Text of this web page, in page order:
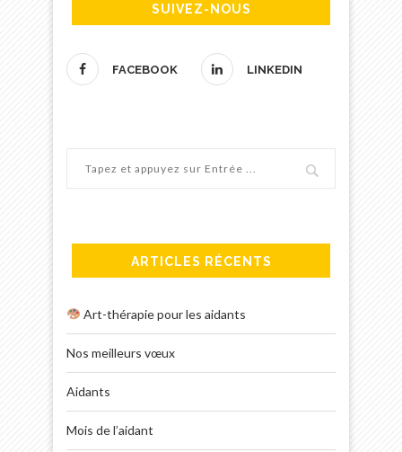
SUIVEZ-NOUS
FACEBOOK LINKEDIN
ARTICLES RÉCENTS
Art-thérapie pour les aidants
Nos meilleurs vœux
Aidants
Mois de l’aidant